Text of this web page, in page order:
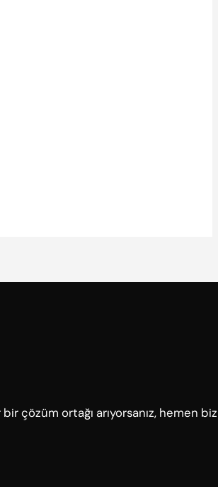
çözüm ortağı arıyorsanız, hemen